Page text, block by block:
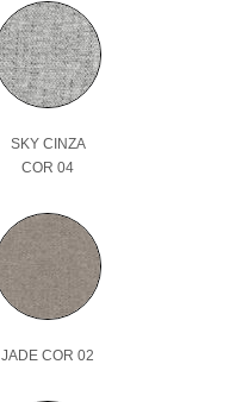
SKY CINZA
COR 04
JADE COR 02